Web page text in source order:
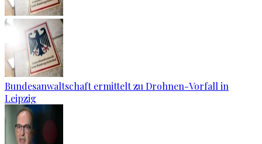
Bundesanwaltschaft ermittelt zu Drohnen-Vorfall in
Leipzig